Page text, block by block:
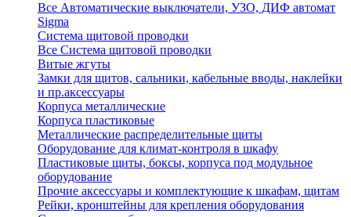
Все Автоматические выключатели, УЗО, ДИФ автомат
Sigma
Система щитовой проводки
Все Система щитовой проводки
Витые жгуты
Замки для щитов, сальники, кабельные вводы, наклейки
и пр.аксессуары
Корпуса металлические
Корпуса пластиковые
Металлические распределительные щиты
Оборудование для климат-контроля в шкафу
Пластиковые щиты, боксы, корпуса под модульное
оборудование
Прочие аксессуары и комплектующие к шкафам, щитам
Рейки, кронштейны для крепления оборудования